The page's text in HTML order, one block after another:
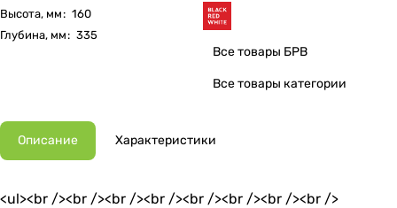
Высота, мм: 160
Глубина, мм: 335
Все товары БРВ
Все товары категории
Описание Характеристики
<ul><br /><br /><br /><br /><br /><br /><br /><br />